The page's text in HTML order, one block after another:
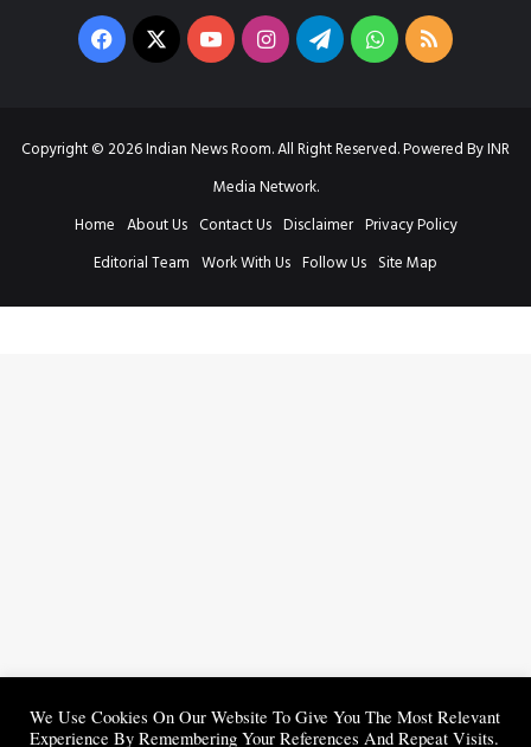
Facebook
X YouTubeInstagramTelegramWhatsApp
RSS
Copyright © 2026 Indian News Room. All Right Reserved. Powered By INR
Media Network.
Home About Us Contact Us Disclaimer Privacy Policy
Editorial Team Work With Us Follow Us Site Map
We Use Cookies On Our Website To Give You The Most Relevant
Experience By Remembering Your References And Repeat Visits.